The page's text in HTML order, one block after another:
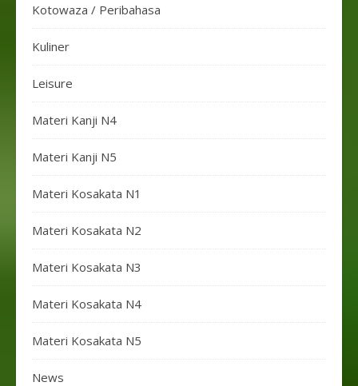
Kotowaza / Peribahasa
Kuliner
Leisure
Materi Kanji N4
Materi Kanji N5
Materi Kosakata N1
Materi Kosakata N2
Materi Kosakata N3
Materi Kosakata N4
Materi Kosakata N5
News